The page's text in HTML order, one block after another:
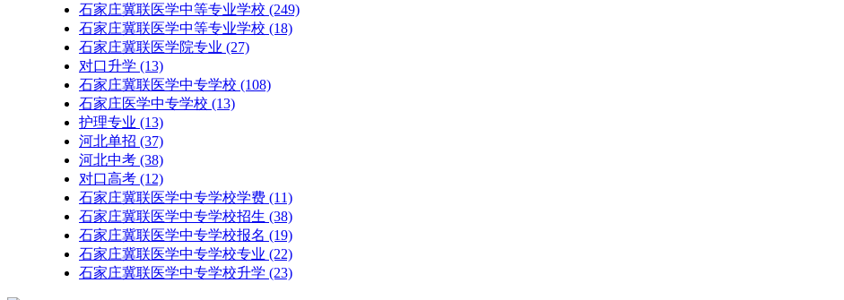
石家庄冀联医学中等专业学校 (249)
石家庄冀联医学中等专业学校​ (18)
石家庄冀联医学院专业 (27)
对口升学 (13)
石家庄冀联医学中专学校 (108)
石家庄医学中专学校 (13)
护理专业 (13)
河北单招 (37)
河北中考 (38)
对口高考 (12)
石家庄冀联医学中专学校学费 (11)
石家庄冀联医学中专学校招生 (38)
石家庄冀联医学中专学校报名 (19)
石家庄冀联医学中专学校专业 (22)
石家庄冀联医学中专学校升学 (23)